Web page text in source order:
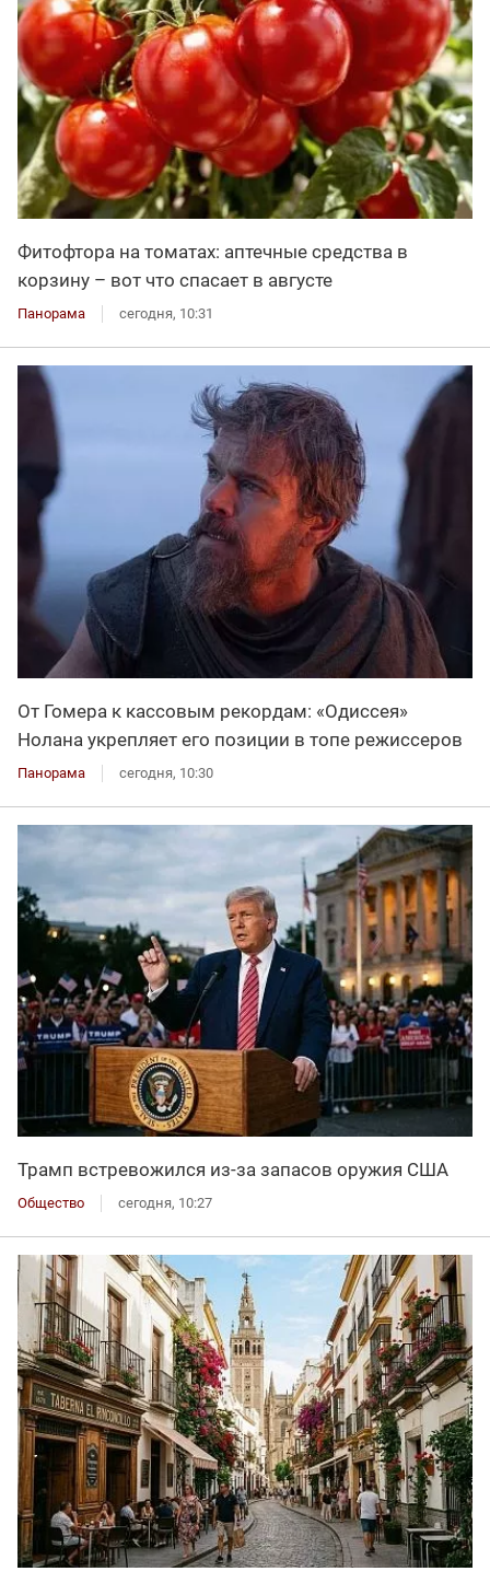
Фитофтора на томатах: аптечные средства в
корзину – вот что спасает в августе
Панорама сегодня, 10:31
От Гомера к кассовым рекордам: «Одиссея»
Нолана укрепляет его позиции в топе режиссеров
Панорама сегодня, 10:30
Трамп встревожился из-за запасов оружия США
Общество сегодня, 10:27